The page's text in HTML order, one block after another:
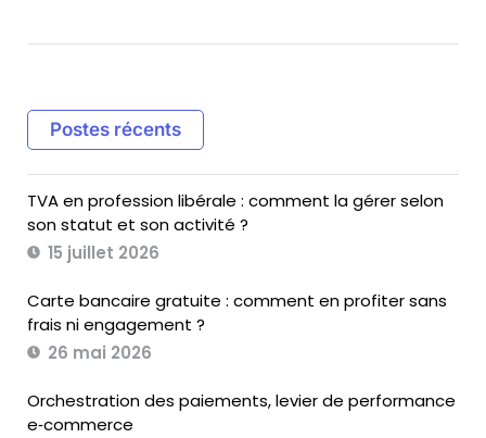
Postes récents
TVA en profession libérale : comment la gérer selon
son statut et son activité ?
15 juillet 2026
Carte bancaire gratuite : comment en profiter sans
frais ni engagement ?
26 mai 2026
Orchestration des paiements, levier de performance
e‑commerce